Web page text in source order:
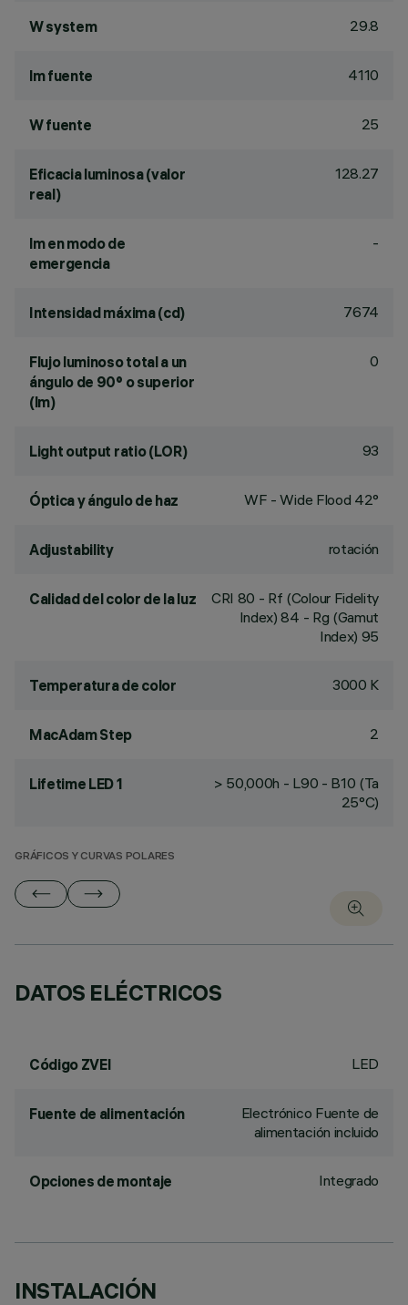
W system 29.8
lm fuente 4110
W fuente 25
Eficacia luminosa (valor
real)
128.27
lm en modo de
emergencia
-
Intensidad máxima (cd) 7674
Flujo luminoso total a un
ángulo de 90° o superior
(lm)
0
Light output ratio (LOR) 93
Óptica y ángulo de haz WF - Wide Flood 42°
Adjustability rotación
Calidad del color de la luz CRI 80 - Rf (Colour Fidelity
Index) 84 - Rg (Gamut
Index) 95
Temperatura de color 3000 K
MacAdam Step 2
Lifetime LED 1
> 50,000h - L90 - B10 (Ta
25°C)
GRÁFICOS Y CURVAS POLARES
DATOS ELÉCTRICOS
Código ZVEI LED
Fuente de alimentación
Electrónico Fuente de
alimentación incluido
Opciones de montaje Integrado
INSTALACIÓN